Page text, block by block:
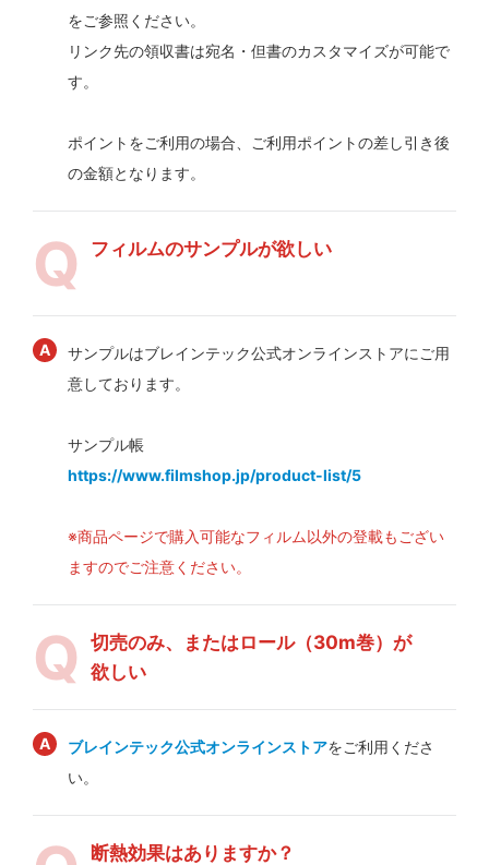
をご参照ください。
リンク先の領収書は宛名・但書のカスタマイズが可能で
す。
ポイントをご利用の場合、ご利用ポイントの差し引き後
の金額となります。
フィルムのサンプルが欲しい
サンプルはブレインテック公式オンラインストアにご用
意しております。
サンプル帳
https://www.filmshop.jp/product-list/5
※商品ページで購入可能なフィルム以外の登載もござい
ますのでご注意ください。
切売のみ、またはロール（30m巻）が
欲しい
ブレインテック公式オンラインストアをご利用くださ
い。
断熱効果はありますか？